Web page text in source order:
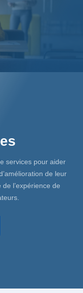
services pour aider
de leur
l’expérience de